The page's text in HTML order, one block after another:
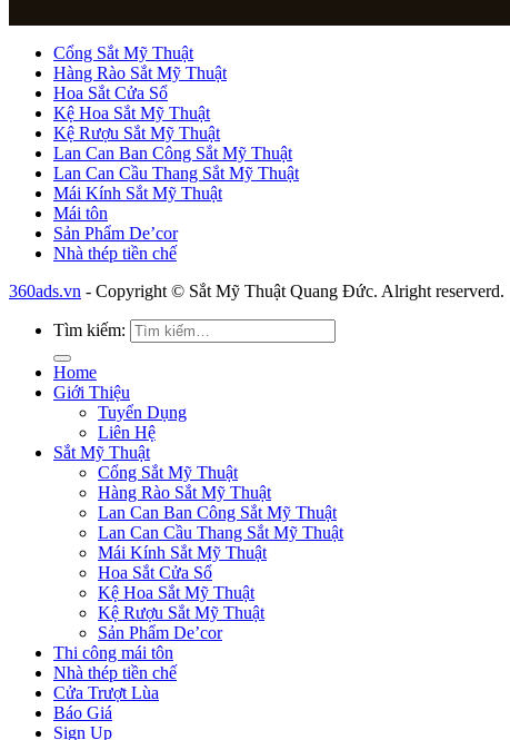
Cổng Sắt Mỹ Thuật
Hàng Rào Sắt Mỹ Thuật
Hoa Sắt Cửa Sổ
Kệ Hoa Sắt Mỹ Thuật
Kệ Rượu Sắt Mỹ Thuật
Lan Can Ban Công Sắt Mỹ Thuật
Lan Can Cầu Thang Sắt Mỹ Thuật
Mái Kính Sắt Mỹ Thuật
Mái tôn
Sản Phẩm De’cor
Nhà thép tiền chế
360ads.vn - Copyright © Sắt Mỹ Thuật Quang Đức. Alright reserverd.
Tìm kiếm:
Home
Giới Thiệu
Tuyển Dụng
Liên Hệ
Sắt Mỹ Thuật
Cổng Sắt Mỹ Thuật
Hàng Rào Sắt Mỹ Thuật
Lan Can Ban Công Sắt Mỹ Thuật
Lan Can Cầu Thang Sắt Mỹ Thuật
Mái Kính Sắt Mỹ Thuật
Hoa Sắt Cửa Sổ
Kệ Hoa Sắt Mỹ Thuật
Kệ Rượu Sắt Mỹ Thuật
Sản Phẩm De’cor
Thi công mái tôn
Nhà thép tiền chế
Cửa Trượt Lùa
Báo Giá
Sign Up